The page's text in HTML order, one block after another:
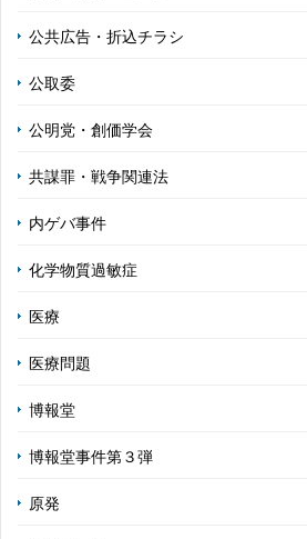
公共広告・折込チラシ
公取委
公明党・創価学会
共謀罪・戦争関連法
内ゲバ事件
化学物質過敏症
医療
医療問題
博報堂
博報堂事件第３弾
原発